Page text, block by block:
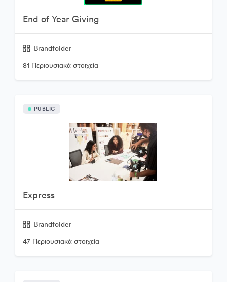
End of Year Giving
Brandfolder
81 Περιουσιακά στοιχεία
PUBLIC
Express
Brandfolder
47 Περιουσιακά στοιχεία